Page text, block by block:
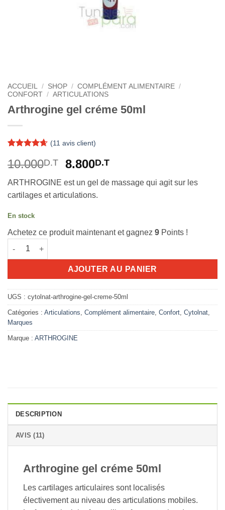
ACCUEIL / SHOP / COMPLÉMENT ALIMENTAIRE /
CONFORT / ARTICULATIONS
Arthrogine gel créme 50ml
sur 5 basé
sur
notations
client
(11 avis client)
10.000D.T
Le
initial
était :
8.800D.TLe
actuel
ARTHROGINE est un gel de massage qui agit sur les
cartilages et articulations.
En stock
Achetez ce produit maintenant et gagnez 9 Points !
quantité de Arthrogine gel créme 50ml
AJOUTER AU PANIER
UGS : cytolnat-arthrogine-gel-creme-50ml
Catégories : Articulations, Complément alimentaire, Confort, Cytolnat,
Marques
Marque : ARTHROGINE
DESCRIPTION
AVIS (11)
Arthrogine gel créme 50ml
Les cartilages articulaires sont localisés
électivement au niveau des articulations mobiles.